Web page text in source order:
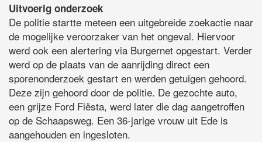
Uitvoerig onderzoek
De politie startte meteen een uitgebreide zoekactie naar
de mogelijke veroorzaker van het ongeval. Hiervoor
werd ook een alertering via Burgernet opgestart. Verder
werd op de plaats van de aanrijding direct een
sporenonderzoek gestart en werden getuigen gehoord.
Deze zijn gehoord door de politie. De gezochte auto,
een grijze Ford Fiësta, werd later die dag aangetroffen
op de Schaapsweg. Een 36-jarige vrouw uit Ede is
aangehouden en ingesloten.